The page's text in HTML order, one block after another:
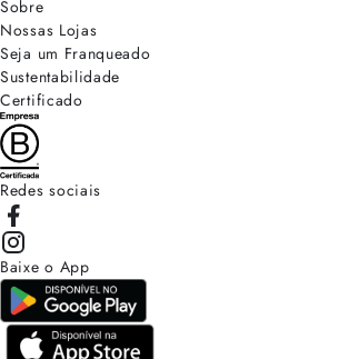
Sobre
Nossas Lojas
Seja um Franqueado
Sustentabilidade
Certificado
Redes sociais
Baixe o App